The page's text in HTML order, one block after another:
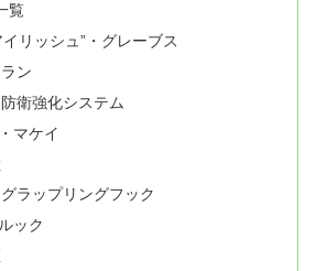
覧
リッシュ”・グレーブス
ン
衛強化システム
マケイ
ラップリングフック
ック